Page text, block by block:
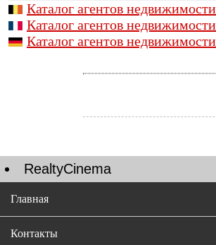
Каталог агентов
Каталог агентов
Каталог агентов
RealtyCinema
Главная
Контакты